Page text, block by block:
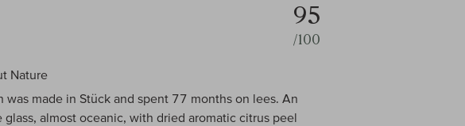
95
/100
Nature
made in Stück and spent 77 months on lees. An
almost oceanic, with dried aromatic citrus peel